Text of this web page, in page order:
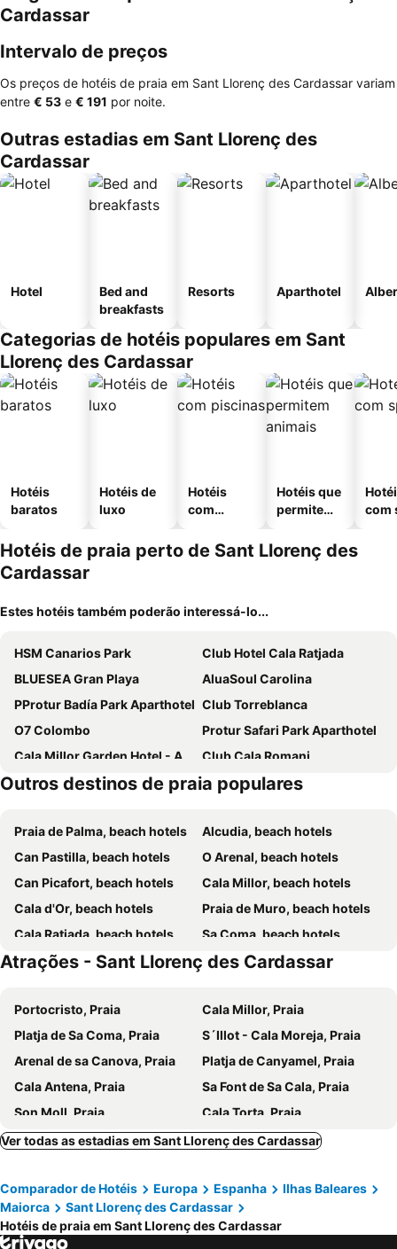
Cardassar
Intervalo de preços
Os preços de hotéis de praia em Sant Llorenç des Cardassar variam
entre ‎€ 53 e ‎€ 191 por noite.
Outras estadias em Sant Llorenç des
Cardassar
Hotel
Bed and
breakfasts
Resorts Aparthotel
Categorias de hotéis populares em Sant
Llorenç des Cardassar
Hotéis
baratos
Hotéis de
luxo
Hotéis
com
Hotéis que
permitem
com
Hotéis de praia perto de Sant Llorenç des
Cardassar
Estes hotéis também poderão interessá-lo...
HSM Canarios Park
Club Hotel Cala Ratjada
BLUESEA Gran Playa
AluaSoul Carolina
PProtur Badía Park Aparthotel Club Torreblanca
O7 Colombo
Protur Safari Park Aparthotel
Cala Millor Garden Hotel - Adults Only
Club Cala Romani
Protur Sa Coma Playa Hotel & Spa
Protur Palmeras Playa Hotel
BLUESEA Don Jaime
BJ Playa Blanca
Hotel Rosella afiliado by Intelier
Hotel Cala Murada
Intelier Rosella
Globales America
Iberostar Waves Cala Millor
Talayot
Hotel Santa Maria Playa
Hotel Millor Sol
Hotel Mariant Park
BQ Sarah Hotel
Tropicana Hotel
Hotel Sur
THB Guya Playa
Hipotels Cala Millor Park
Welikehotel Marfil Playa
Universal Hotel Perla
Hostal Alcina
BLUESEA Anba Romani
Marins Playa
Garbi Cala Millor
Caprice Janeiro Hotel & Spa
BJ Apartamentos Club Sa Coma
Hotel Bella Mar
Hotel Vista Park
Hotel Castell dels Hams
Canyamel Classic & Spa, solo Adultos
Blau Punta Reina
Outros destinos de praia populares
Praia de Palma, beach hotels
Alcudia, beach hotels
Can Pastilla, beach hotels
O Arenal, beach hotels
Can Picafort, beach hotels
Cala Millor, beach hotels
Cala d'Or, beach hotels
Praia de Muro, beach hotels
Cala Ratjada, beach hotels
Sa Coma, beach hotels
S'Illot, beach hotels
Puerto Pollensa, beach hotels
Colonia de Sant Jordi, beach hotels
Calas de Mallorca, beach hotels
Cala Bona, beach hotels
Muro, beach hotels
Son Servera, beach hotels
Portocolom, beach hotels
Cala San Vicente, beach hotels
Manacor, beach hotels
Font de Sa Cala, beach hotels
Canyamel, beach hotels
Cala Mandia, beach hotels
Santanyí, beach hotels
Cala Mesquida, beach hotels
Felanitx, beach hotels
Cala Mondragó, beach hotels
Santa Margarita, beach hotels
Cala Murada, beach hotels
Atrações - Sant Llorenç des Cardassar
Portocristo, Praia
Cala Millor, Praia
Platja de Sa Coma, Praia
S´Illot - Cala Moreja, Praia
Arenal de sa Canova, Praia
Platja de Canyamel, Praia
Cala Antena, Praia
Sa Font de Sa Cala, Praia
Son Moll, Praia
Cala Torta, Praia
Cala Agulla, Praia
Playa Son Baulo, Praia
Ver todas as estadias em Sant Llorenç des Cardassar
Comparador de Hotéis Europa Espanha
Ilhas Baleares
Maiorca
Sant Llorenç des Cardassar
Hotéis de praia em Sant Llorenç des Cardassar